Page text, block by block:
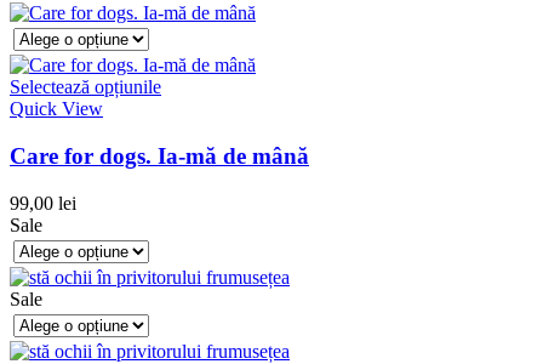
Selectează opțiunile
Quick View
Care for dogs. Ia-mă de mână
99,00 lei
Sale
Sale